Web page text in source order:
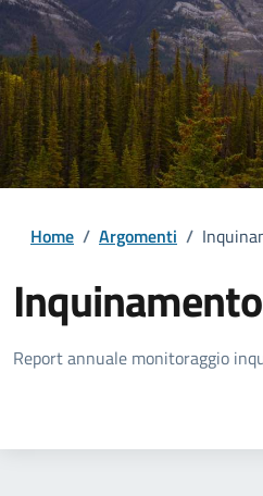
Home / Argomenti /
Inquinamento
Dettagli della
Report annuale monitoraggio